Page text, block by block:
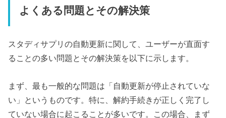
よくある問題とその解決策
スタディサプリの自動更新に関して、ユーザーが直面す
ることの多い問題とその解決策を以下に示します。
まず、最も一般的な問題は「自動更新が停止されていな
い」というものです。特に、解約手続きが正しく完了し
ていない場合に起こることが多いです。この場合、まず